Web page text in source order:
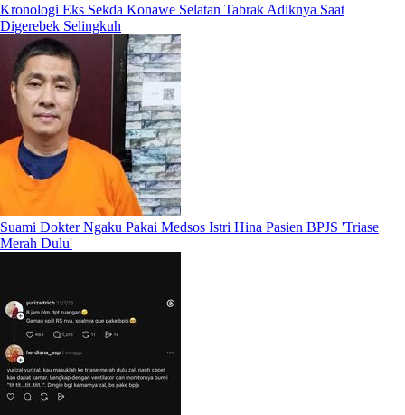
Kronologi Eks Sekda Konawe Selatan Tabrak Adiknya Saat
Digerebek Selingkuh
Suami Dokter Ngaku Pakai Medsos Istri Hina Pasien BPJS 'Triase
Merah Dulu'